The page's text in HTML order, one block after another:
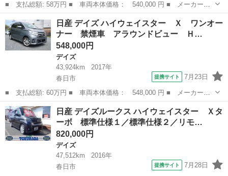
■ 支払総額: 58万円 ■ 車両本体価格： 540,000 円 ■ メーカー
名： 日産 ■ 車種名： デイズルークス ■ グレード名： ハイウ
ェイスター Ｘ 標準仕様１／標準仕様２／標準仕様３／標準仕様４
／標準仕様５ ...
福岡 春日市 デイズ
日産 デイズ ハイウェイスター Ｘ ワンオー
ナー 禁煙車 アラウンドビュー Ｈ…
548,000円
デイズ
43,924km
2017年
春日市
提携サイト 7月23日
■ 支払総額: 60万円 ■ 車両本体価格： 548,000 円 ■ メーカー
名： 日産 ■ 車種名： デイズ ■ グレード名： ハイウェイスタ
ー Ｘ ワンオーナー 禁煙車 アラウンドビュー ＨＩＤ 毎年Ｄ
ラー点検 点検記...
福岡 春日市 デイズ
日産 デイズルークス ハイウェイスター Ｘタ
ーボ 標準仕様１／標準仕様２／リモ…
820,000円
デイズ
47,512km
2016年
春日市
提携サイト 7月28日